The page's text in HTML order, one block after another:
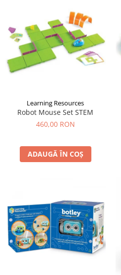
LEGO Creator Expert
LEGO Architecture
LEGO Ideas
LEGO Speed Champions
Learning Resources
Robot Mouse Set STEM
460,00 RON
ADAUGĂ ÎN COȘ